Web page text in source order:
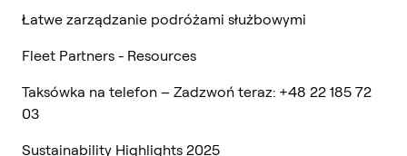
Łatwe zarządzanie podróżami służbowymi
Fleet Partners - Resources
Taksówka na telefon – Zadzwoń teraz: +48 22 185 72
03
Sustainability Highlights 2025